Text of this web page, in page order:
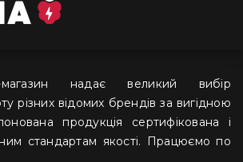
магазин надає великий вибір
різних відомих брендів за вигідною
продукція сертифікована і
стандартам якості. Працюємо по